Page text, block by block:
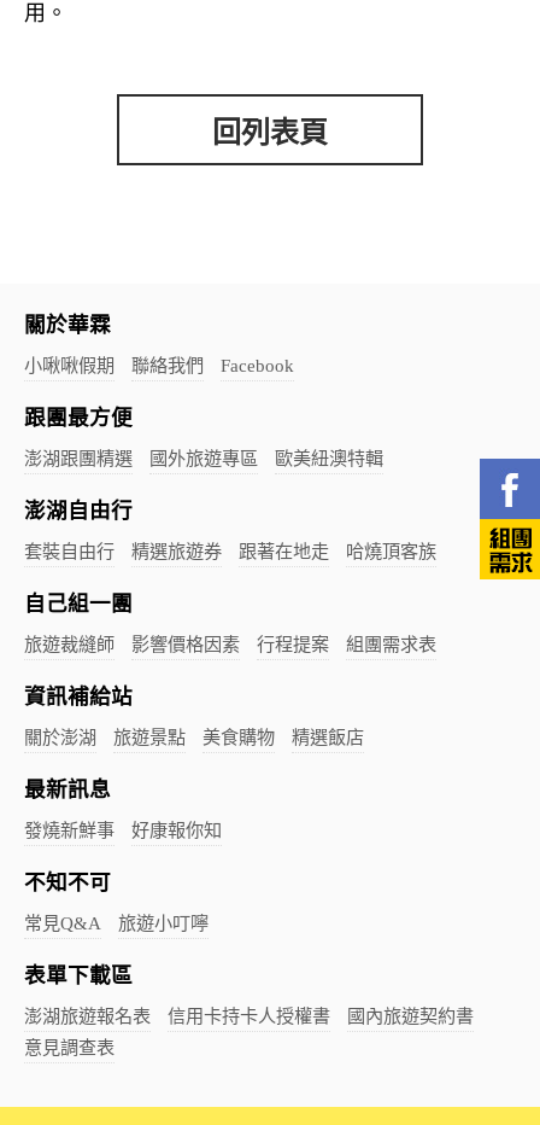
用。
回列表頁
關於華霖
小啾啾假期 聯絡我們 Facebook
跟團最方便
澎湖跟團精選 國外旅遊專區 歐美紐澳特輯
澎湖自由行
套裝自由行 精選旅遊券 跟著在地走 哈燒頂客族
自己組一團
旅遊裁縫師 影響價格因素 行程提案 組團需求表
資訊補給站
關於澎湖 旅遊景點 美食購物 精選飯店
最新訊息
發燒新鮮事 好康報你知
不知不可
常見Q&A 旅遊小叮嚀
表單下載區
澎湖旅遊報名表 信用卡持卡人授權書
國內旅遊契約書
意見調查表